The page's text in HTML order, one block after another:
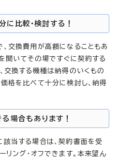
に比較・検討する！
交換費用が高額になることもあ
聞いてその場ですぐに契約する
交換する機種は納得のいくもの
格を比べて十分に検討し、納得
る場合もあります！
当する場合は、契約書面を受
ング・オフできます。本来望ん